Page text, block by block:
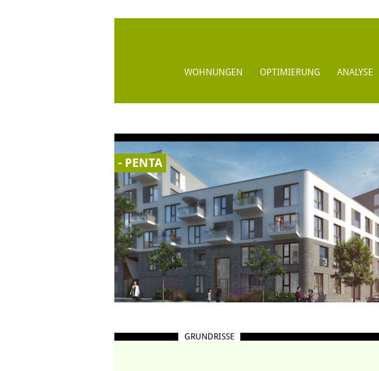
WOHNUNGEN OPTIMIERUNG ANALYSE
- PENTA
GRUNDRISSE